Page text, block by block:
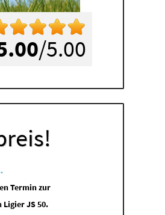
/5.00
Termin zur
JS 50.